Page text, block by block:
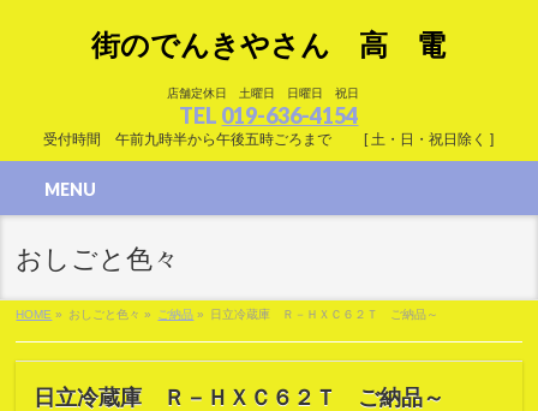
街のでんきやさん 高 電
店舗定休日 土曜日 日曜日 祝日
TEL 019-636-4154
受付時間 午前九時半から午後五時ごろまで [ 土・日・祝日除く ]
MENU
おしごと色々
HOME » おしごと色々 » ご納品 » 日立冷蔵庫 Ｒ－ＨＸＣ６２Ｔ ご納品～
日立冷蔵庫 Ｒ－ＨＸＣ６２Ｔ ご納品～